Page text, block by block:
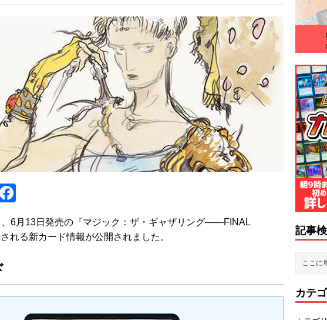
c
o
、6月13日発売の『マジック：ザ・ギャザリング——FINAL
れる新カード情報が公開されました。
記事
カテ